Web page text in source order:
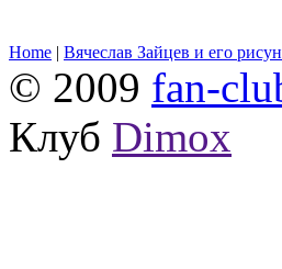
Home | Вячеслав Зайцев и его
© 2009 fan-
Клуб Dimox